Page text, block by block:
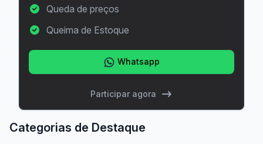
Queda de preços
Queima de Estoque
Whatsapp
Participar agora
Categorias de Destaque